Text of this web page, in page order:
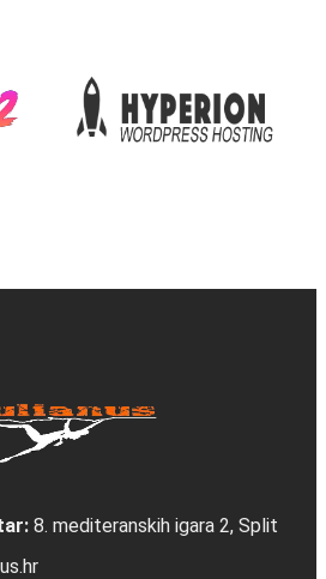
8. mediteranskih igara 2, Split